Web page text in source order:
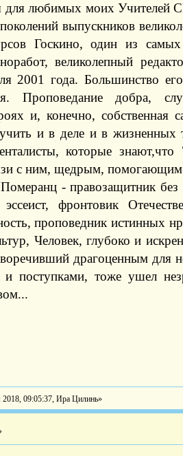
для любимых моих
выпускников
Госкино, один из
великолепный
2001 года. Большинство
Проповедание добра,
и, конечно, собственная
и в деле и в жизненных
которые
с ним, щедрым,
- правозащитник без
фронтовик
проповедник истинных
Человек, глубоко и
драгоценным для
и поступками, тоже ушел
2018, 09:05:37, Ира Цилинь»